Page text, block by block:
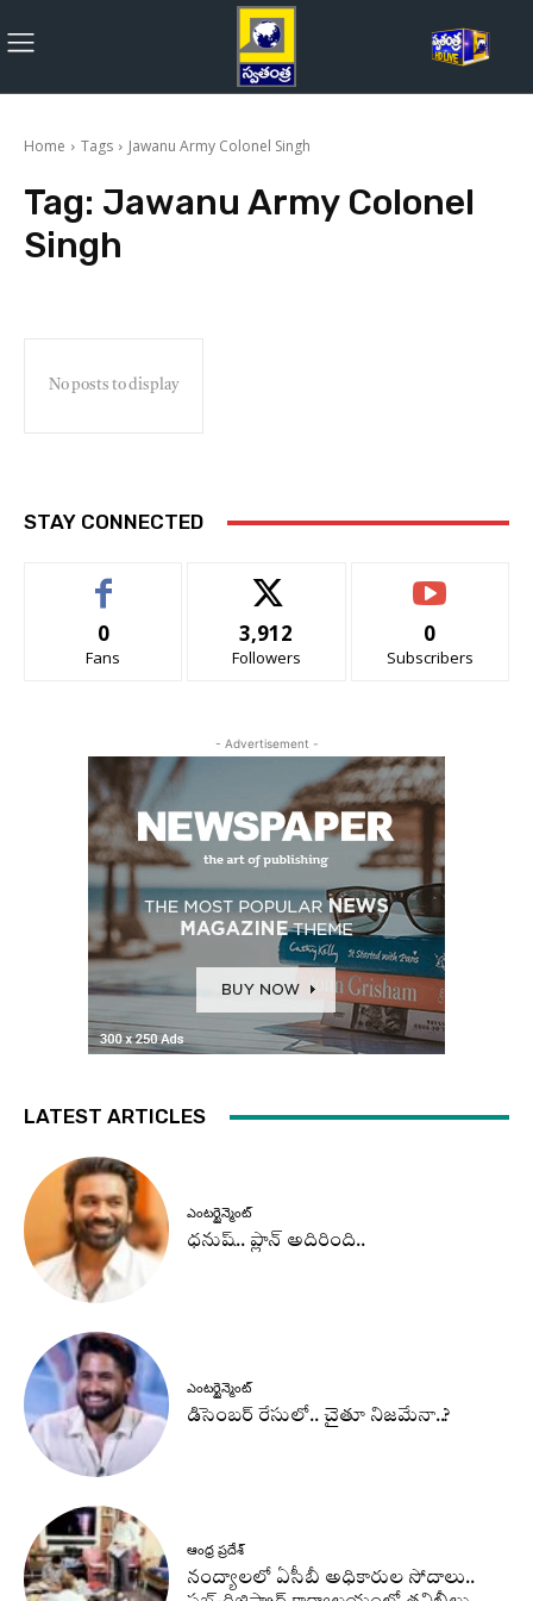
Home Tags Jawanu Army Colonel Singh
Tag: Jawanu Army Colonel
Singh
No posts to display
STAY CONNECTED
0
Fans
3,912
Followers
0
Subscribers
- Advertisement -
LATEST ARTICLES
ఎంటర్టైన్మెంట్
ధనుష్‌.. ప్లాన్ అదిరింది..
ఎంటర్టైన్మెంట్
డిసెంబర్ రేసులో.. చైతూ నిజమేనా..?
ఆంధ్ర ప్రదేశ్
నంద్యాలలో ఏసీబీ అధికారుల సోదాలు..